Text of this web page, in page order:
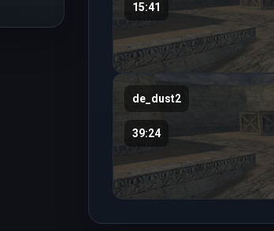
15:41
de_dust2
39:24